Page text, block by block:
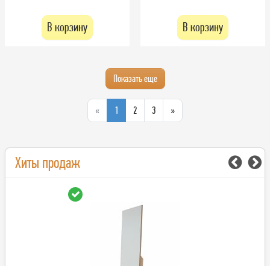
В корзину В корзину
Показать еще
« 1 2 3 »
Хиты продаж